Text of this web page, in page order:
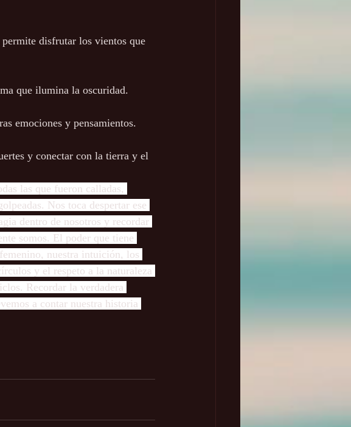
disfrutar los vientos que
que ilumina la oscuridad.
emociones y pensamientos.
y conectar con la tierra y el
las que fueron calladas,
Nos toca despertar ese
dentro de nosotros y recordar
somos. El poder que tiene
nuestra intuición, los
y el respeto a la naturaleza
Recordar la verdadera
a contar nuestra historia